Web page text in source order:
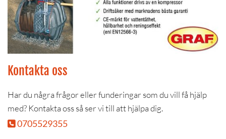
Kontakta oss
Har du några frågor eller funderingar som du vill få hjälp
med? Kontakta oss så ser vi till att hjälpa dig.
 0705529355